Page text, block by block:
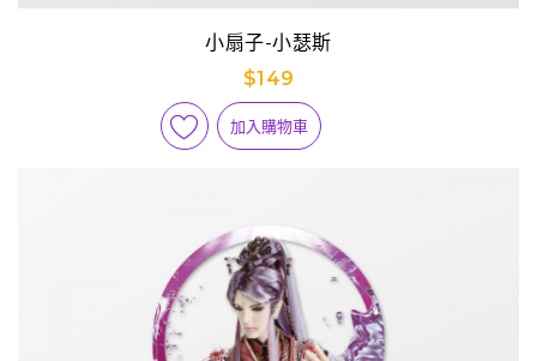
小扇子-小瑟斯
$149
加入購物車